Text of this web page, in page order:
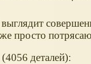
просто
деталей):